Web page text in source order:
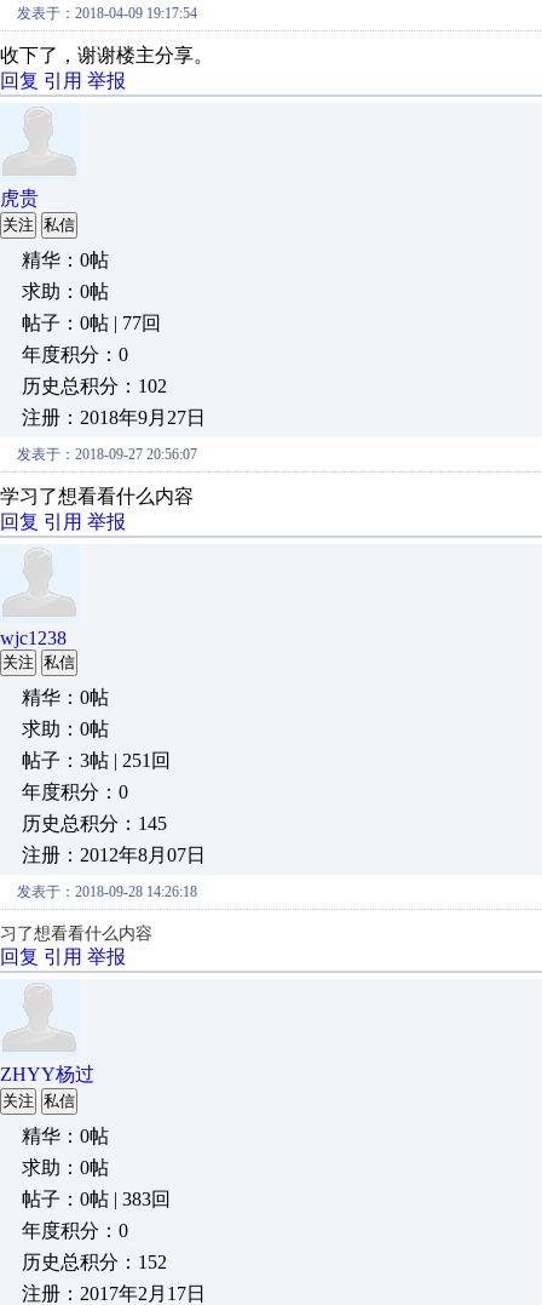
发表于：2018-04-09 19:17:54
收下了，谢谢楼主分享。
回复 引用 举报
虎贵
关注 私信
精华：0帖
求助：0帖
帖子：0帖 | 77回
年度积分：0
历史总积分：102
注册：2018年9月27日
发表于：2018-09-27 20:56:07
学习了想看看什么内容
回复 引用 举报
wjc1238
关注 私信
精华：0帖
求助：0帖
帖子：3帖 | 251回
年度积分：0
历史总积分：145
注册：2012年8月07日
发表于：2018-09-28 14:26:18
习了想看看什么内容
回复 引用 举报
ZHYY杨过
关注 私信
精华：0帖
求助：0帖
帖子：0帖 | 383回
年度积分：0
历史总积分：152
注册：2017年2月17日